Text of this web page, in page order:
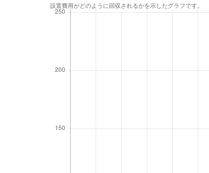
設置費用がどのように回収されるかを示したグラフです。